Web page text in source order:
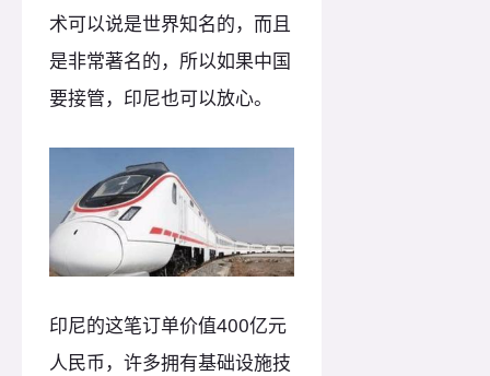
术可以说是世界知名的，而且
是非常著名的，所以如果中国
要接管，印尼也可以放心。
印尼的这笔订单价值400亿元
人民币，许多拥有基础设施技